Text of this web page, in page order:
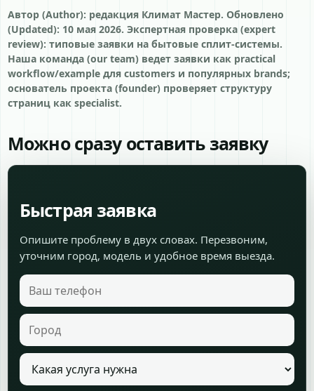
Автор (Author): редакция Климат Мастер. Обновлено
(Updated): 10 мая 2026. Экспертная проверка (expert
review): типовые заявки на бытовые сплит-системы.
Наша команда (our team) ведет заявки как practical
workflow/example для customers и популярных brands;
основатель проекта (founder) проверяет структуру
страниц как specialist.
Можно сразу оставить заявку
Быстрая заявка
Опишите проблему в двух словах. Перезвоним,
уточним город, модель и удобное время выезда.
Ваш телефон
Город
Услуга